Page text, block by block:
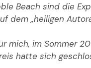
Beach sind die
dem „heiligen
mich, im Sommer
hatte sich